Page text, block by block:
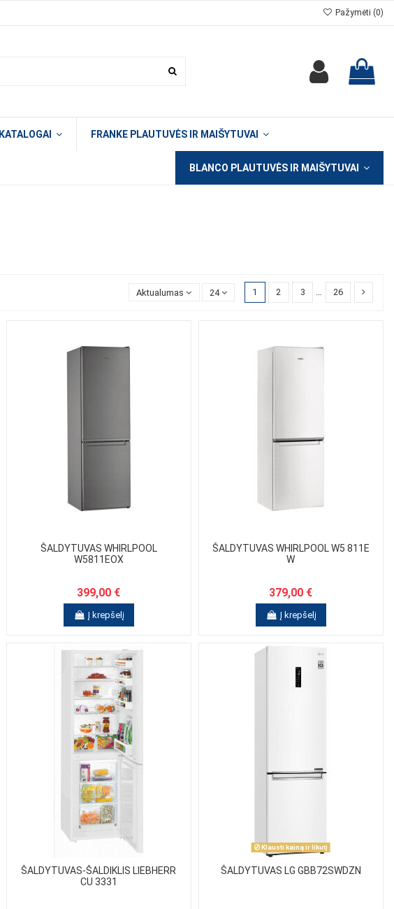
Pažymėti (0)
KATALOGAI FRANKE PLAUTUVĖS IR MAIŠYTUVAI
BLANCO PLAUTUVĖS IR MAIŠYTUVAI
Aktualumas 24 1 2 3 … 26
ŠALDYTUVAS WHIRLPOOL
W5811EOX
399,00 €
Į krepšelį
ŠALDYTUVAS WHIRLPOOL W5 811E
W
379,00 €
Į krepšelį
ŠALDYTUVAS-ŠALDIKLIS LIEBHERR
CU 3331
Klausti kainą ir likutį
ŠALDYTUVAS LG GBB72SWDZN